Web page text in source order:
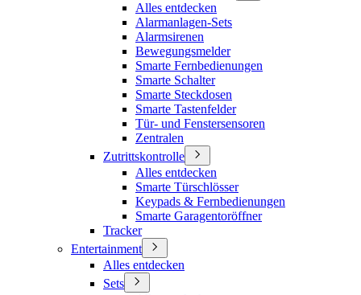
Alles entdecken
Alarmanlagen-Sets
Alarmsirenen
Bewegungsmelder
Smarte Fernbedienungen
Smarte Schalter
Smarte Steckdosen
Smarte Tastenfelder
Tür- und Fenstersensoren
Zentralen
Zutrittskontrolle
Alles entdecken
Smarte Türschlösser
Keypads & Fernbedienungen
Smarte Garagentoröffner
Tracker
Entertainment
Alles entdecken
Sets